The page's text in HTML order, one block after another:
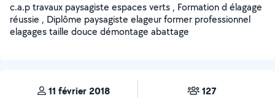
c.a.p travaux paysagiste espaces verts , Formation d élagage
réussie , Diplôme paysagiste elageur former professionnel
elagages taille douce démontage abattage
11 février 2018 127